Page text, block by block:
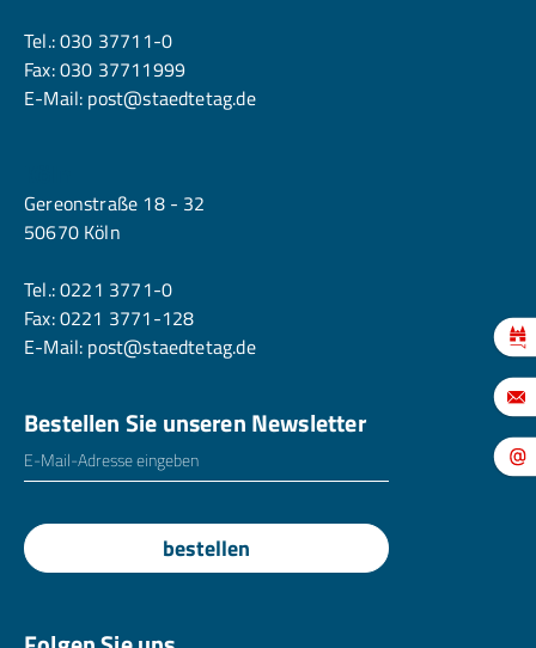
Tel.:030 37711-0
Fax: 030 37711999
E-Mail: post@staedtetag.de
Gereonstraße 18 - 32
50670 Köln
Tel.:0221 3771-0
Fax: 0221 3771-128
E-Mail: post@staedtetag.de
Bestellen Sie unseren Newsletter
E-Mailadresse
bestellen